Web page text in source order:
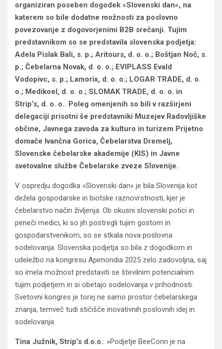
organiziran poseben dogodek »Slovenski dan«, na
katerem so bile dodatne možnosti za poslovno
povezovanje z dogovorjenimi B2B srečanji. Tujim
predstavnikom so se predstavila slovenska podjetja:
Adela Pislak Bali, s. p.; Aritours, d. o. o.; Boštjan Noč, s.
p.; Čebelarna Novak, d. o. o.; EVIPLASS Evald
Vodopivc, s. p.; Lamorix, d. o. o.; LOGAR TRADE, d. o.
o.; Medikoel, d. o. o.; SLOMAK TRADE, d. o. o. in
Strip’s, d. o. o.. Poleg omenjenih so bili v razširjeni
delegaciji prisotni še predstavniki Muzejev Radovljiške
občine, Javnega zavoda za kulturo in turizem Prijetno
domače Ivančna Gorica, Čebelarstva Dremelj,
Slovenske čebelarske akademije (KIS) in Javne
svetovalne službe Čebelarske zveze Slovenije.
V ospredju dogodka »Slovenski dan« je bila Slovenija kot
dežela gospodarske in biotske raznovrstnosti, kjer je
čebelarstvo način življenja. Ob okusni slovenski potici in
peneči medici, ki so jih postregli tujim gostom in
gospodarstvenikom, so se stkala nova poslovna
sodelovanja. Slovenska podjetja so bila z dogodkom in
udeležbo na kongresu Apimondia 2025 zelo zadovoljna, saj
so imela možnost predstaviti se številnim potencialnim
tujim podjetjem in si obetajo sodelovanja v prihodnosti.
Svetovni kongres je torej ne samo prostor čebelarskega
znanja, temveč tudi stičišče inovativnih poslovnih idej in
sodelovanja.
Tina Južnik, Strip’s d.o.o.: »Podjetje BeeConn je na